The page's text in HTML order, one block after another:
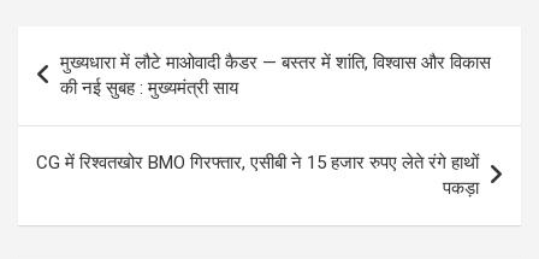
o
o
k
g
er
A
p
p
a
n
navigation
मुख्यधारा में लौटे माओवादी कैडर — बस्तर में शांति, विश्वास और विकास
की नई सुबह : मुख्यमंत्री साय
CG में रिश्वतखोर BMO गिरफ्तार, एसीबी ने 15 हजार रुपए लेते रंगे हाथों
पकड़ा